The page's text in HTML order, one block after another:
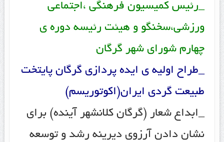
_رئیس کمیسیون فرهنگی ،اجتماعی
ورزشی،سخنگو و هیئت رئیسه دوره ی
چهارم شورای شهر گرگان
_طراح اولیه ی ایده پردازی گرگان پایتخت
طبیعت گردی ایران(اکوتوریسم)
_ابداع شعار (گرگان کلانشهر آینده) برای
نشان دادن آرزوی دیرینه رشد و توسعه